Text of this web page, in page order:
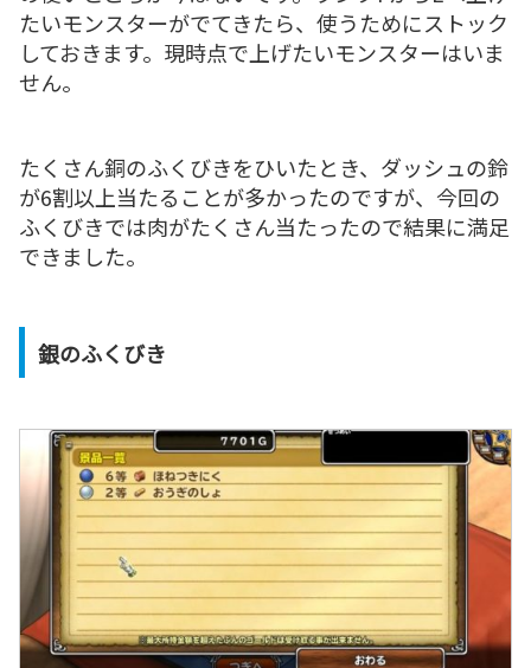
たいモンスターがでてきたら、使うためにストック
しておきます。現時点で上げたいモンスターはいま
せん。
たくさん銅のふくびきをひいたとき、ダッシュの鈴
が6割以上当たることが多かったのですが、今回の
ふくびきでは肉がたくさん当たったので結果に満足
できました。
銀のふくびき